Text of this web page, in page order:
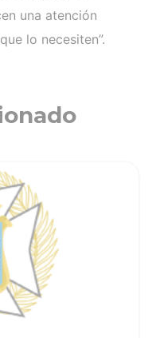
una atención
lo necesiten”.